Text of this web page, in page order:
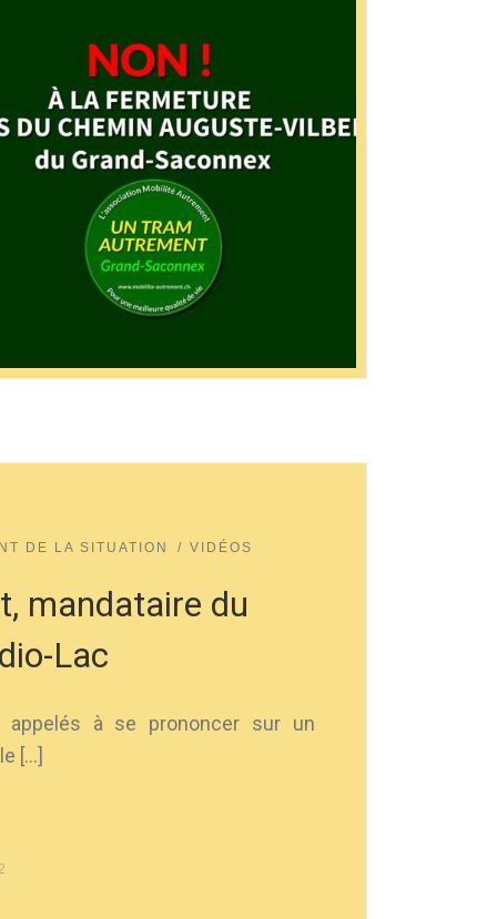
DE LA SITUATION VIDÉOS
mandataire du
Lac
appelés à se prononcer sur un
[…]